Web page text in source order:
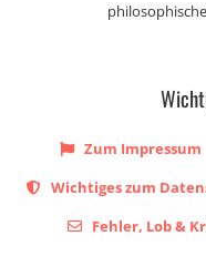
Zum Impressum
Wichtiges zum
Fehler, Lob &